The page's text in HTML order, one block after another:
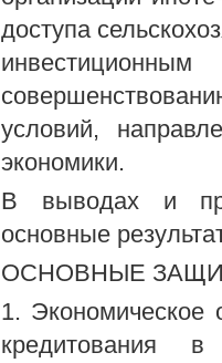
доступа
условий,
экономики.
В выводах и
основные
ОСНОВНЫЕ
1. Экономическое
кредитования